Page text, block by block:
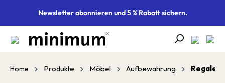
springenNewsletter abonnieren und 5 % Rabatt sichern.
Home Produkte Möbel Aufbewahrung Regale